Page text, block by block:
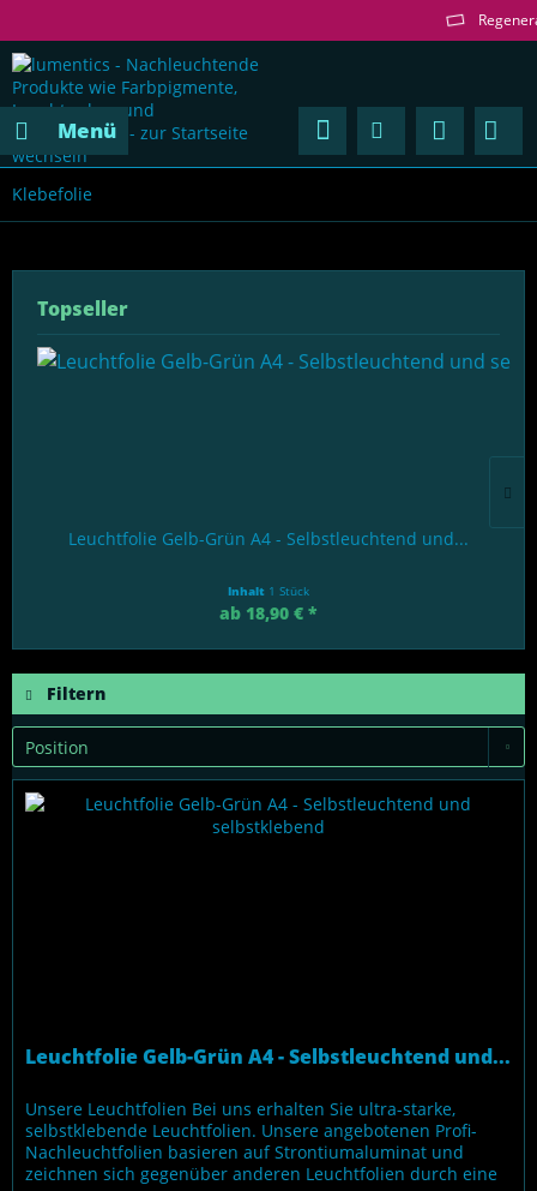
Regenerativ und
Menü
Klebefolie
Topseller
Leuchtfolie Gelb-Grün A4 - Selbstleuchtend und...
Inhalt 1 Stück
ab 18,90 € *
Filtern
Leuchtfolie Gelb-Grün A4 - Selbstleuchtend und...
Unsere Leuchtfolien Bei uns erhalten Sie ultra-starke,
selbstklebende Leuchtfolien. Unsere angebotenen Profi-
Nachleuchtfolien basieren auf Strontiumaluminat und
zeichnen sich gegenüber anderen Leuchtfolien durch eine